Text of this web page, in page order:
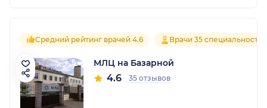
Средний рейтинг врачей 4.6 Врачи 35 специальностей
МЛЦ на Базарной
4.6 35 отзывов